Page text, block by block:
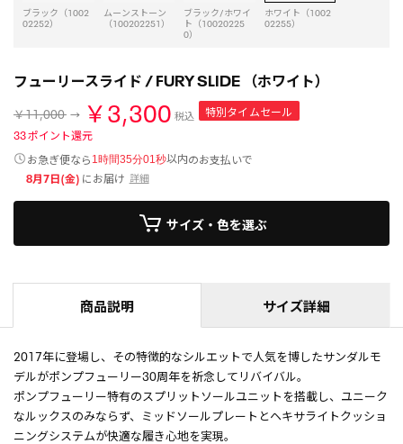
ブラック（1002
02252）
ムーンストーン
（100202251）
ブラック/ホワイ
ト（10020225
0）
ホワイト（1002
02255）
フューリースライド / FURY SLIDE （ホワイト）
￥11,000 ￥3,300 税込
特別タイムセール
33ポイント還元
お急ぎ便なら 1時間35分01秒以内のお支払いで
8月7日(金) にお届け 詳細
サイズ・色を選ぶ
商品説明 サイズ詳細
2017年に登場し、その特徴的なシルエットで人気を博したサンダルモ
デルがポンプフューリー30周年を祈念してリバイバル。
ポンプフューリー特有のスプリットソールユニットを搭載し、ユニーク
なルックスのみならず、ミッドソールプレートとヘキサライトクッショ
ニングシステムが快適な履き心地を実現。